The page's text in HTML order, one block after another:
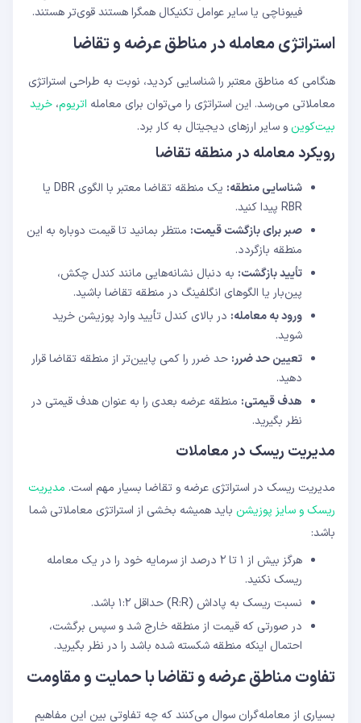
فیبوناچی یا سایر عوامل تکنیکال همگرا هستند قوی‌تر هستند.
استراتژی معامله در مناطق عرضه و تقاضا
هنگامی که مناطق معتبر را شناسایی کردید، نوبت به طراحی استراتژی
معاملاتی می‌رسد. این استراتژی را می‌توان برای معامله اتریوم، خرید
بیت‌کوین و سایر ارزهای دیجیتال به کار برد.
رویکرد معامله در منطقه تقاضا
شناسایی منطقه:
یک منطقه تقاضا معتبر با الگوی DBR یا
RBR پیدا کنید.
صبر برای بازگشت قیمت: منتظر بمانید تا قیمت دوباره به این
منطقه بازگردد.
تأیید بازگشت: به دنبال نشانه‌هایی مانند کندل چکش،
پین‌بار یا الگوهای انگلفینگ در منطقه تقاضا باشید.
ورود به معامله: در بالای کندل تأیید وارد پوزیشن خرید
شوید.
تعیین حد ضرر: حد ضرر را کمی پایین‌تر از منطقه تقاضا قرار
دهید.
هدف قیمتی: منطقه عرضه بعدی را به عنوان هدف قیمتی در
نظر بگیرید.
مدیریت ریسک در معاملات
مدیریت ریسک در استراتژی عرضه و تقاضا بسیار مهم است. مدیریت
ریسک و سایز پوزیشن باید همیشه بخشی از استراتژی معاملاتی شما
باشد:
هرگز بیش از ۱ تا ۲ درصد از سرمایه خود را در یک معامله
ریسک نکنید.
نسبت ریسک به پاداش (R:R) حداقل ۱:۲ باشد.
در صورتی که قیمت از منطقه خارج شد و سپس برگشت،
احتمال اینکه منطقه شکسته شده باشد را در نظر بگیرید.
تفاوت مناطق عرضه و تقاضا با حمایت و مقاومت
بسیاری از معامله‌گران سوال می‌کنند که چه تفاوتی بین این مفاهیم